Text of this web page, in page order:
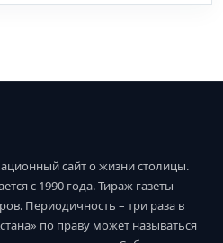
сайт о жизни столицы.
с 1990 года. Тираж газеты
Периодичность – три раза в
по праву может называться